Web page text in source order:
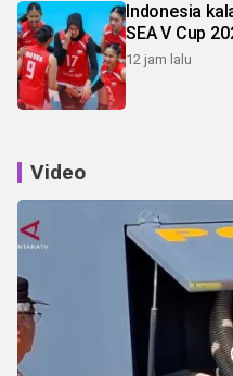
Indonesia
SEA V Cup
12 jam lalu
Video